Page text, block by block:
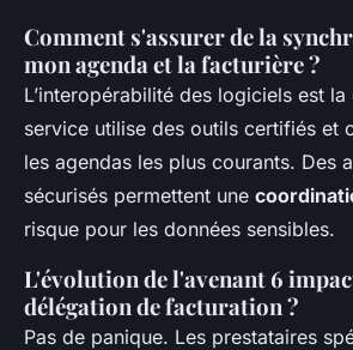
Comment s'assurer de la
mon agenda et la facturière ?
L’interopérabilité des logiciels est
service utilise des outils certifiés et
les agendas les plus courants. Des
sécurisés permettent une
risque pour les données sensibles.
L'évolution de l'avenant 6
délégation de facturation ?
Pas de panique. Les prestataires